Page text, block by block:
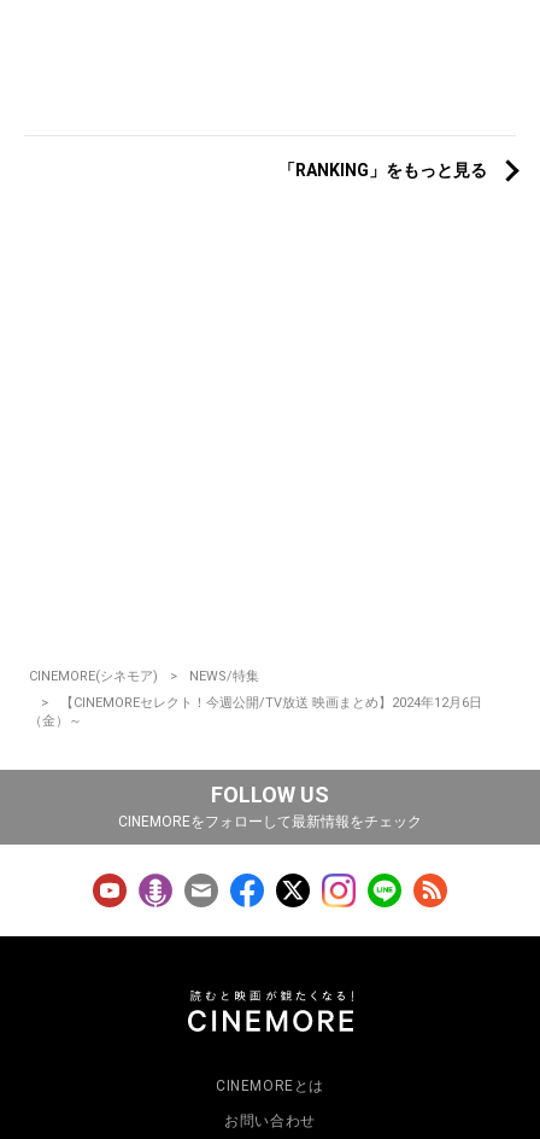
「RANKING」をもっと見る
CINEMORE(シネモア)
NEWS/特集
【CINEMOREセレクト！今週公開/TV放送 映画まとめ】2024年12月6日
（金）～
FOLLOW US
CINEMOREをフォローして最新情報をチェック
CINEMOREとは
お問い合わせ